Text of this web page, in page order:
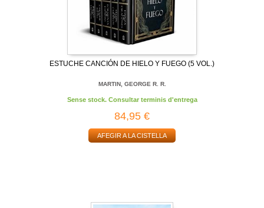
ESTUCHE CANCIÓN DE HIELO Y FUEGO (5 VOL.)
MARTIN, GEORGE R. R.
Sense stock. Consultar terminis d'entrega
84,95 €
AFEGIR A LA CISTELLA